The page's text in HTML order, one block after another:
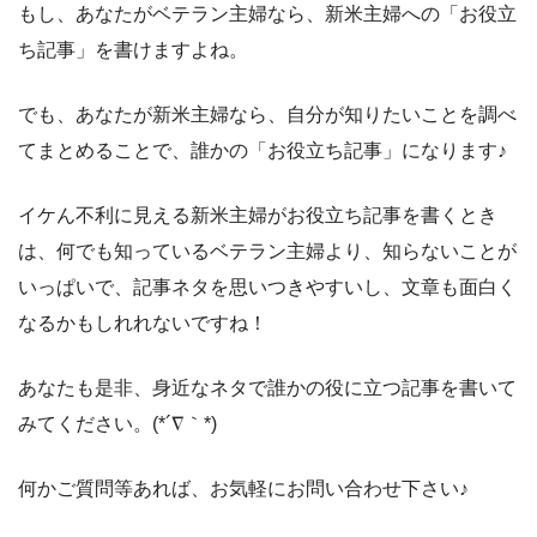
もし、あなたがベテラン主婦なら、新米主婦への「お役立
ち記事」を書けますよね。
でも、あなたが新米主婦なら、自分が知りたいことを調べ
てまとめることで、誰かの「お役立ち記事」になります♪
イケん不利に見える新米主婦がお役立ち記事を書くとき
は、何でも知っているベテラン主婦より、知らないことが
いっぱいで、記事ネタを思いつきやすいし、文章も面白く
なるかもしれれないですね！
あなたも是非、身近なネタで誰かの役に立つ記事を書いて
みてください。(*´∇｀*)
何かご質問等あれば、お気軽にお問い合わせ下さい♪